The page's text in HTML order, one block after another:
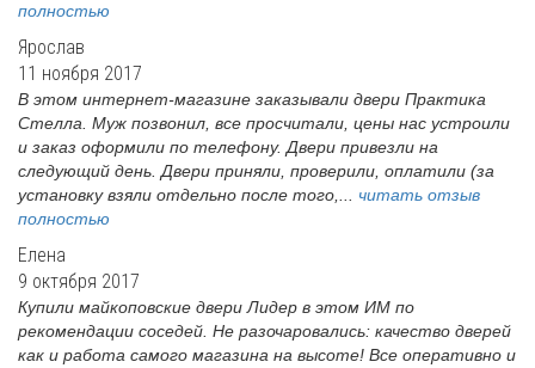
полностью
Ярослав
11 ноября 2017
В этом интернет-магазине заказывали двери Практика
Стелла. Муж позвонил, все просчитали, цены нас устроили
и заказ оформили по телефону. Двери привезли на
следующий день. Двери приняли, проверили, оплатили (за
установку взяли отдельно после того,... читать отзыв
полностью
Елена
9 октября 2017
Купили майкоповские двери Лидер в этом ИМ по
рекомендации соседей. Не разочаровались: качество дверей
как и работа самого магазина на высоте! Все оперативно и